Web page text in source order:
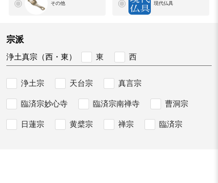
その他 現代仏具
宗派
浄土真宗（西・東） 東 西
浄土宗 天台宗 真言宗
臨済宗妙心寺 臨済宗南禅寺 曹洞宗
日蓮宗 黄檗宗 禅宗 臨済宗